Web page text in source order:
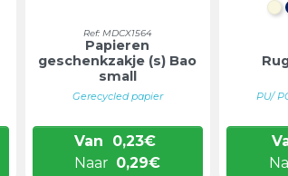
Ref: MDCX1564
Papieren
geschenkzakje (s) Bao
small
Gerecycled papier
Van 0,23€
Naar 0,29€
PU/